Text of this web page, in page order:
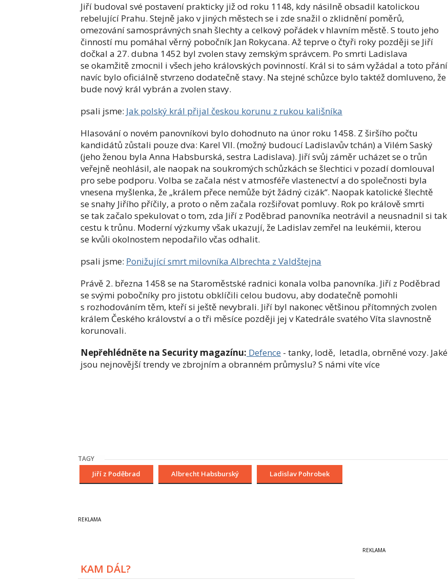
Jiří budoval své postavení prakticky již od roku 1148, kdy násilně obsadil katolickou
rebelující Prahu. Stejně jako v jiných městech se i zde snažil o zklidnění poměrů,
omezování samosprávných snah šlechty a celkový pořádek v hlavním městě. S touto jeho
činností mu pomáhal věrný pobočník Jan Rokycana. Až teprve o čtyři roky později se Jiří
dočkal a 27. dubna 1452 byl zvolen stavy zemským správcem. Po smrti Ladislava
se okamžitě zmocnil i všech jeho královských povinností. Král si to sám vyžádal a toto přání
navíc bylo oficiálně stvrzeno dodatečně stavy. Na stejné schůzce bylo taktéž domluveno, že
bude nový král vybrán a zvolen stavy.
psali jsme: Jak polský král přijal českou korunu z rukou kališníka
Hlasování o novém panovníkovi bylo dohodnuto na únor roku 1458. Z širšího počtu
kandidátů zůstali pouze dva: Karel VII. (možný budoucí Ladislavův tchán) a Vilém Saský
(jeho ženou byla Anna Habsburská, sestra Ladislava). Jiří svůj záměr ucházet se o trůn
veřejně neohlásil, ale naopak na soukromých schůzkách se šlechtici v pozadí domlouval
pro sebe podporu. Volba se začala nést v atmosféře vlastenectví a do společnosti byla
vnesena myšlenka, že „králem přece nemůže být žádný cizák“. Naopak katolické šlechtě
se snahy Jiřího příčily, a proto o něm začala rozšiřovat pomluvy. Rok po králově smrti
se tak začalo spekulovat o tom, zda Jiří z Poděbrad panovníka neotrávil a neusnadnil si tak
cestu k trůnu. Moderní výzkumy však ukazují, že Ladislav zemřel na leukémii, kterou
se kvůli okolnostem nepodařilo včas odhalit.
psali jsme: Ponižující smrt milovníka Albrechta z Valdštejna
Právě 2. března 1458 se na Staroměstské radnici konala volba panovníka. Jiří z Poděbrad
se svými pobočníky pro jistotu obklíčili celou budovu, aby dodatečně pomohli
s rozhodováním těm, kteří si ještě nevybrali. Jiří byl nakonec většinou přítomných zvolen
králem Českého království a o tři měsíce později jej v Katedrále svatého Víta slavnostně
korunovali.
Nepřehlédněte na Security magazínu: Defence - tanky, lodě, letadla, obrněné vozy. Jaké
jsou nejnovější trendy ve zbrojním a obranném průmyslu? S námi víte více
TAGY
Jiří z Poděbrad Albrecht Habsburský Ladislav Pohrobek
KAM DÁL?